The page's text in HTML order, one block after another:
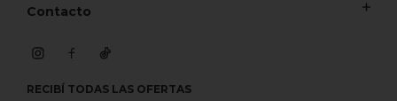
Contacto
RECIBÍ TODAS LAS OFERTAS